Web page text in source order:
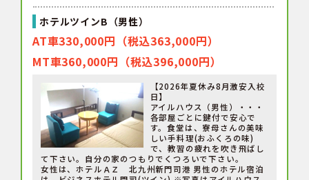
ホテルツインB（男性）
AT車330,000円（税込363,000円）
MT車360,000円（税込396,000円）
【2026年夏休み8月激安入校
日】
アイルハウス（男性）・・・
各部屋ごとに鍵付で安心で
す。食堂は、寮母さんの美味
しい手料理(おふくろの味)
で、教習の疲れを吹き飛ばし
て下さい。自分の家のつもりでくつろいで下さい。
女性は、ホテルＡＺ 北九州新門司港 男性のホテル宿泊